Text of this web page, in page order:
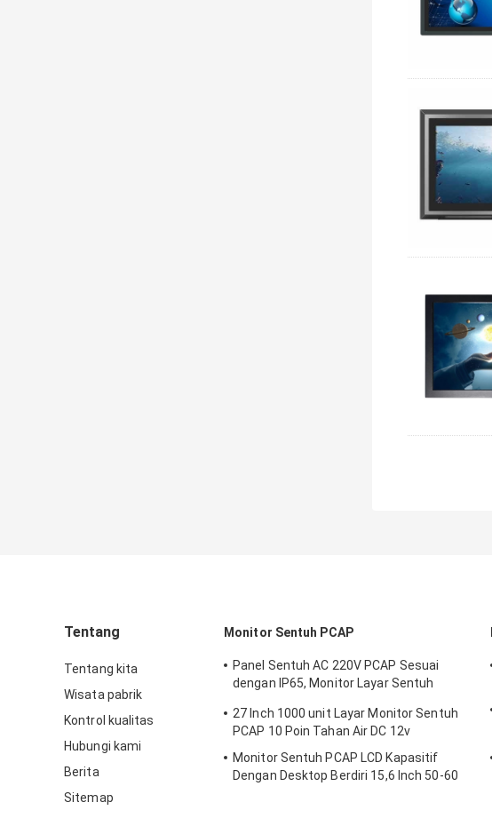
Tentang
Tentang kita
Wisata pabrik
Kontrol kualitas
Hubungi kami
Berita
Sitemap
Monitor Sentuh PCAP
Panel Sentuh AC 220V PCAP Sesuai
dengan IP65, Monitor Layar Sentuh
27 Inch 1000 unit Layar Monitor Sentuh
PCAP 10 Poin Tahan Air DC 12v
Monitor Sentuh PCAP LCD Kapasitif
Dengan Desktop Berdiri 15,6 Inch 50-60